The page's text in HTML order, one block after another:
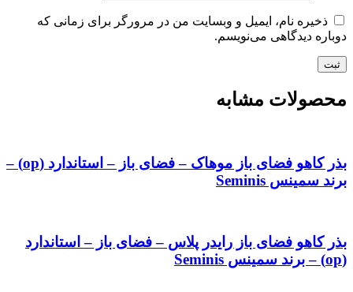
ذخیره نام، ایمیل و وبسایت من در مرورگر برای زمانی که
دوباره دیدگاهی می‌نویسم.
محصولات مشابه
بذر کاهو فضای باز موهاک – فضای باز – استاندارد (op) –
برند سمینس Seminis
بذر کاهو فضای باز رایدر پلاس – فضای باز – استاندارد
(op) – برند سمینس Seminis